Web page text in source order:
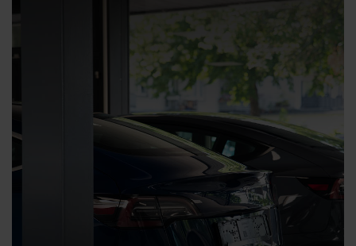
Tesla Batterien – nachhaltig & langlebig